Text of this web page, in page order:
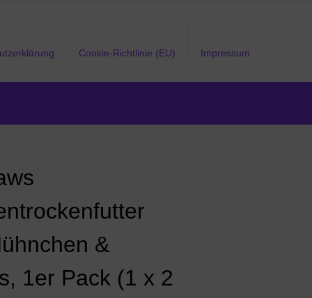
Cookie-Richtlinie (EU) Impressum
&
1er Pack (1 x 2